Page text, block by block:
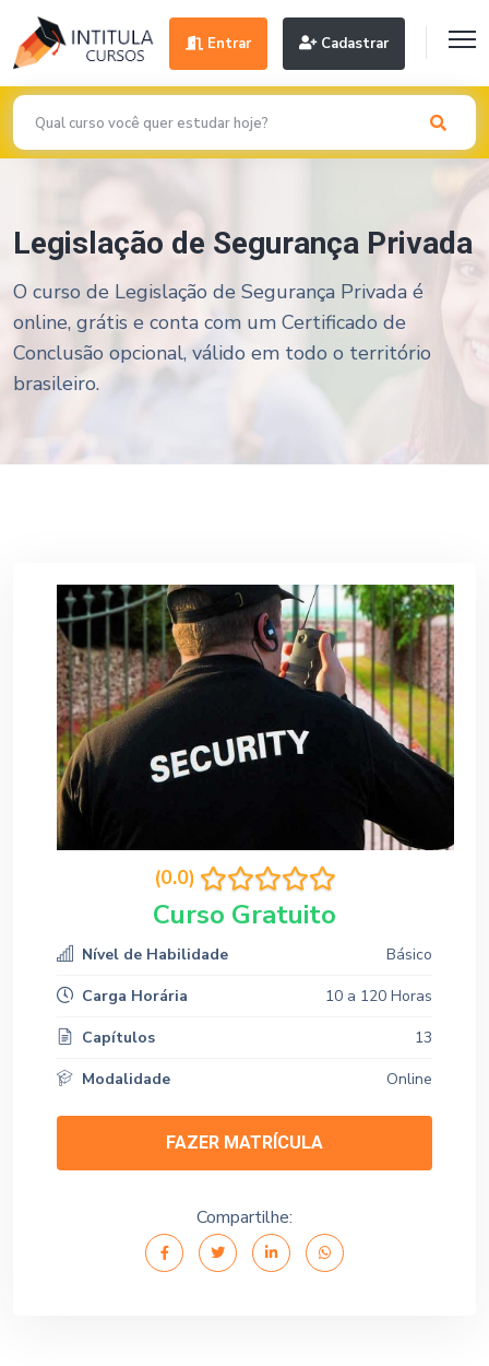
Entrar Cadastrar
Legislação de Segurança Privada
O curso de Legislação de Segurança Privada é
online, grátis e conta com um Certificado de
Conclusão opcional, válido em todo o território
brasileiro.
(0.0)
Curso Gratuito
Nível de Habilidade
Básico
Carga Horária
10 a 120 Horas
Capítulos
13
Modalidade
Online
FAZER MATRÍCULA
Compartilhe: